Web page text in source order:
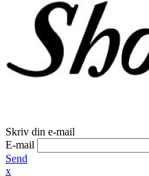
Skriv din e-mail
E-mail
Send
x